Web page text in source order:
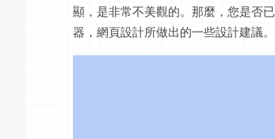
顯，是非常不美觀的。那麼，您是否
器，網頁設計所做出的一些設計建議。